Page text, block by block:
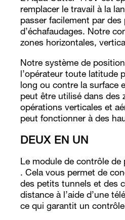
remplacer le travail à la
passer facilement par
d’échafaudages. Notre
zones horizontales,
Notre système de
l’opérateur toute latitude
long ou contre la surface
peut être utilisé dans des
opérations verticales et
peut fonctionner à des
DEUX EN UN
Le module de contrôle de
. Cela vous permet de
des petits tunnels et des
distance à l’aide d’une
ce qui garantit un